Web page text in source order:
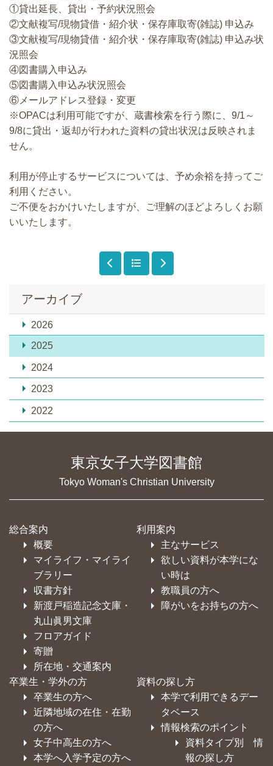
アーカイブ
2026
2025
2024
2023
2022
①貸出延長、貸出・予約状況照会
②文献複写/現物貸借・紹介状・保存庫取寄(雑誌) 申込み
③文献複写/現物貸借・紹介状・保存庫取寄(雑誌) 申込み状
況照会
④図書購入申込み
⑤図書購入申込み状況照会
⑥メールアドレス登録・変更
※OPACは利用可能ですが、蔵書検索を行う際に、9/1～
9/8に貸出・返却が行われた資料の貸出状況は反映されま
せん。
利用が停止するサービスについては、予め余裕を持ってご
利用ください。
ご不便をおかけいたしますが、ご理解のほどよろしくお願
いいたします。
東京女子大学図書館
Tokyo Woman's Christian University
総合案内
概要
マイライフ・マイライ
ブラリー
収書方針
新渡戸稲造記念文庫・
丸山眞男文庫
フロアガイド
寄贈
所在地・交通案内
利用案内
主なサービス
欲しい資料が本学にな
い時は
教職員の方へ
障がいをお持ちの方へ
卒業生・学外の方
卒業生の方へ
近隣地域の在住・在勤
の方へ
女子中高生の方へ
本学へ入学予定の方へ
資料の探し方
本学で利用できるデー
タベース
情報検索のポイント
資料タイプ別 情
報の探し方